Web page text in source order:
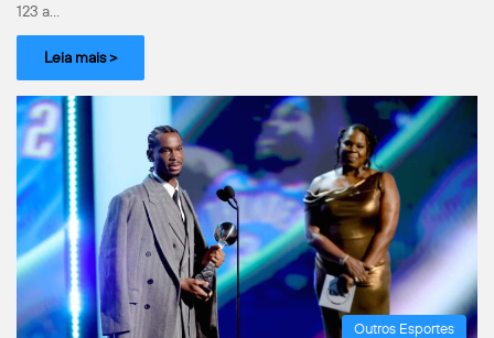
123 a…
Leia mais >
Outros Esportes